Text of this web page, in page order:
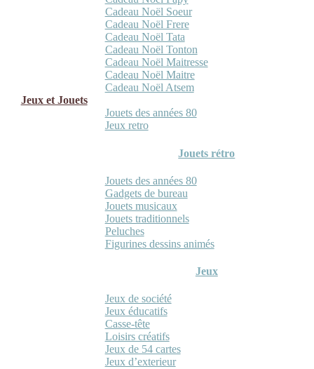
Cadeau Noël Soeur
Cadeau Noël Frere
Cadeau Noël Tata
Cadeau Noël Tonton
Cadeau Noël Maitresse
Cadeau Noël Maitre
Cadeau Noël Atsem
Jeux et Jouets
Jouets des années 80
Jeux retro
Jouets rétro
Jouets des années 80
Gadgets de bureau
Jouets musicaux
Jouets traditionnels
Peluches
Figurines dessins animés
Jeux
Jeux de société
Jeux éducatifs
Casse-tête
Loisirs créatifs
Jeux de 54 cartes
Jeux d’exterieur